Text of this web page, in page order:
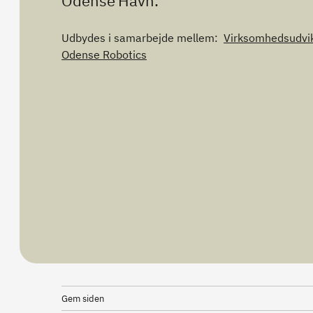
Udbydes i samarbejde mellem:
Odense Robotics
Gem siden